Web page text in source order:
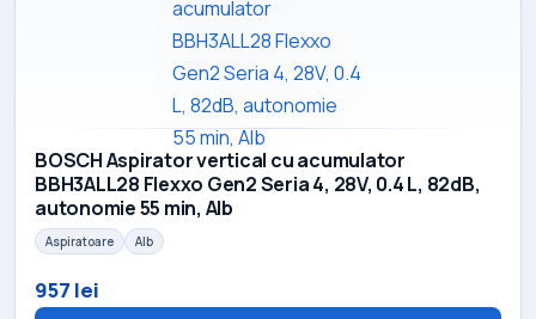
BOSCH Aspirator vertical cu acumulator
BBH3ALL28 Flexxo Gen2 Seria 4, 28V, 0.4 L, 82dB,
autonomie 55 min, Alb
Aspiratoare Alb
957 lei